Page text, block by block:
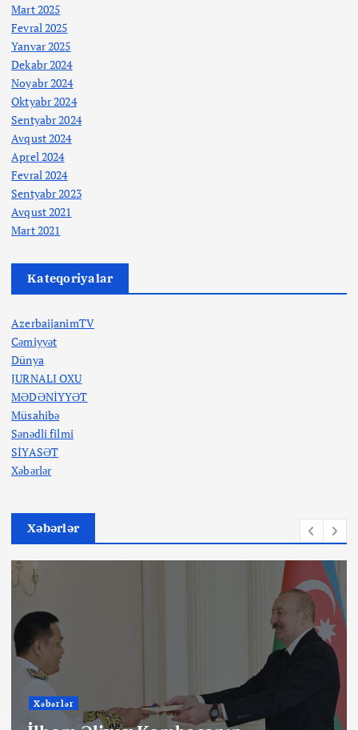
Mart 2025
Fevral 2025
Yanvar 2025
Dekabr 2024
Noyabr 2024
Oktyabr 2024
Sentyabr 2024
Avqust 2024
Aprel 2024
Fevral 2024
Sentyabr 2023
Avqust 2021
Mart 2021
Kateqoriyalar
AzerbaijanimTV
Cəmiyyət
Dünya
JURNALI OXU
MƏDƏNİYYƏT
Müsahibə
Sənədli filmi
SİYASƏT
Xəbərlər
Xəbərlər
Xəbərlər